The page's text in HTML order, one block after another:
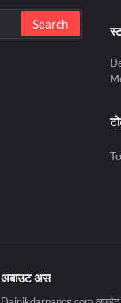
अबाउट अस